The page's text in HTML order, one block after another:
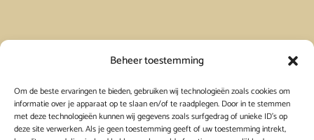
Beheer toestemming
Om de beste ervaringen te bieden, gebruiken wij technologieën zoals cookies om
informatie over je apparaat op te slaan en/of te raadplegen. Door in te stemmen
met deze technologieën kunnen wij gegevens zoals surfgedrag of unieke ID's op
deze site verwerken. Als je geen toestemming geeft of uw toestemming intrekt,
Vakantiehuis in Frankrijk huren
Vakantiehuis in Griekenland huren